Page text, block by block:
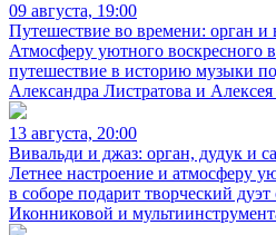
09 августа, 19:00
Путешествие во времени: орган и
Атмосферу уютного воскресного
путешествие в историю музыки
Александра Листратова и
13 августа, 20:00
Вивальди и джаз: орган, дудук и
Летнее настроение и атмосферу
в соборе подарит творческий
Иконниковой и